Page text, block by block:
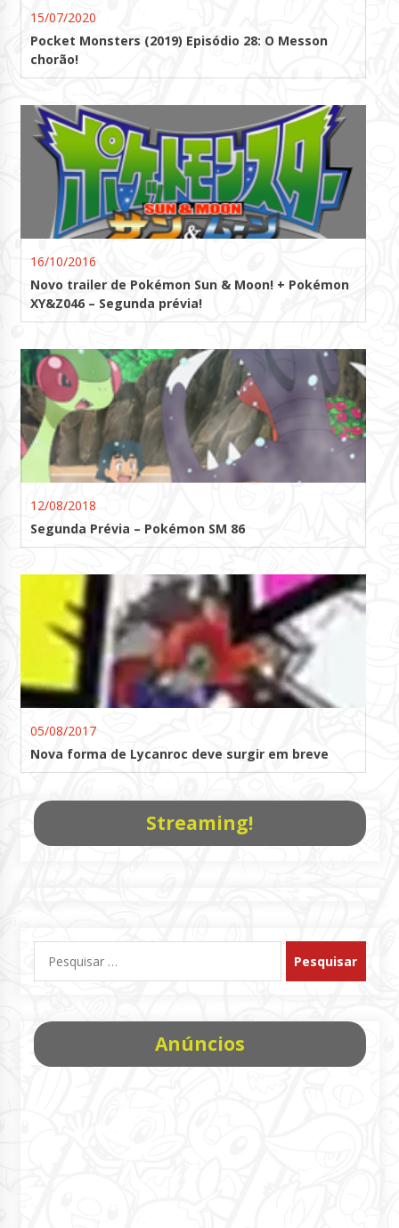
15/07/2020
Pocket Monsters (2019) Episódio 28: O Messon
chorão!
16/10/2016
Novo trailer de Pokémon Sun & Moon! + Pokémon
XY&Z046 – Segunda prévia!
12/08/2018
Segunda Prévia – Pokémon SM 86
05/08/2017
Nova forma de Lycanroc deve surgir em breve
Streaming!
por:
Anúncios